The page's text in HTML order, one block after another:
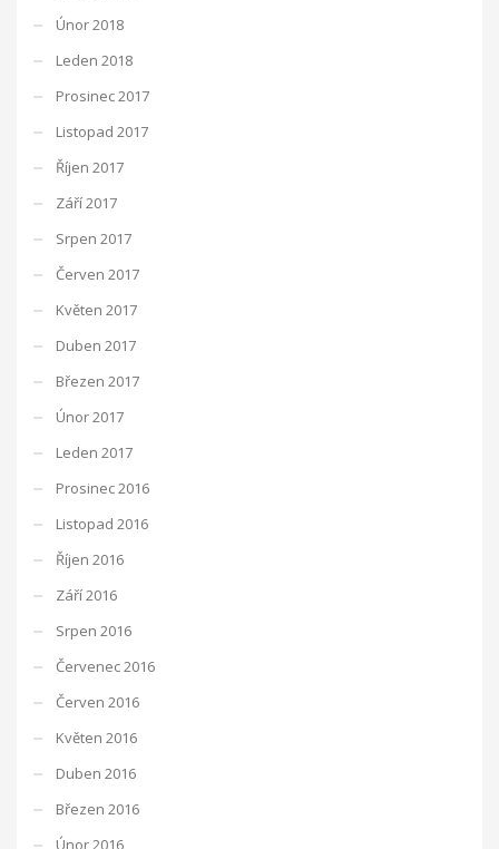
Únor 2018
Leden 2018
Prosinec 2017
Listopad 2017
Říjen 2017
Září 2017
Srpen 2017
Červen 2017
Květen 2017
Duben 2017
Březen 2017
Únor 2017
Leden 2017
Prosinec 2016
Listopad 2016
Říjen 2016
Září 2016
Srpen 2016
Červenec 2016
Červen 2016
Květen 2016
Duben 2016
Březen 2016
Únor 2016